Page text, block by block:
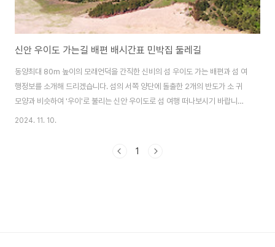
신안 우이도 가는길 배편 배시간표 민박집 둘레길
동양최대 80m 높이의 모래언덕을 간직한 신비의 섬 우이도 가는 배편과 섬 여
행정보를 소개해 드리겠습니다. 섬의 서쪽 양단에 돌출한 2개의 반도가 소 귀
모양과 비슷하여 '우이'로 불리는 신안 우이도로 섬 여행 떠나보시기 바랍니
다. 다도해해상국립공원으로 지정되어 바다와 아름다운 기암절벽에 해안을
도 배편 및 여행 정보 알아보기 우이도 가는 배편우이도는 목포연안여객선터
2024. 11. 10.
1